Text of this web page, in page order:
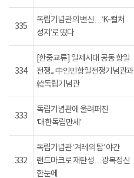
335
독립기념관의 변신…‘K-컬처
성지’로 떴다
334
[한중교류] 일제시대 공동 항일
전쟁... 中인민항일전쟁기념관과
韓독립기념관
333
독립기념관에 울려퍼진
‘대한독립만세’
332
독립기념관 ‘겨레의 탑’ 야간
랜드마크로 재탄생…광복정신
한눈에